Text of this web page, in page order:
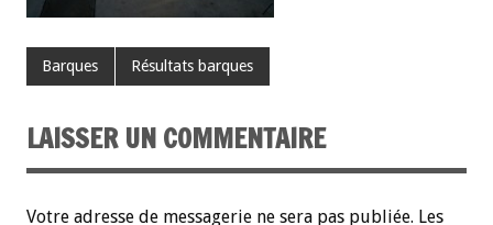
Barques Résultats barques
LAISSER UN COMMENTAIRE
Votre adresse de messagerie ne sera pas publiée. Les